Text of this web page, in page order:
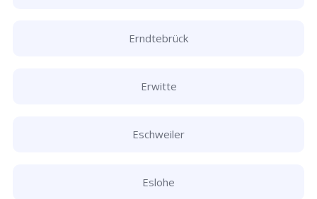
Erndtebrück
Erwitte
Eschweiler
Eslohe